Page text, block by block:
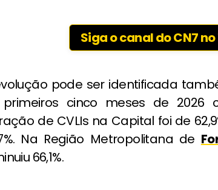
Siga o canal do CN7
pode ser identificada
cinco meses de 2026
de CVLIs na Capital foi de
Na Região Metropolitana de
66,1%.